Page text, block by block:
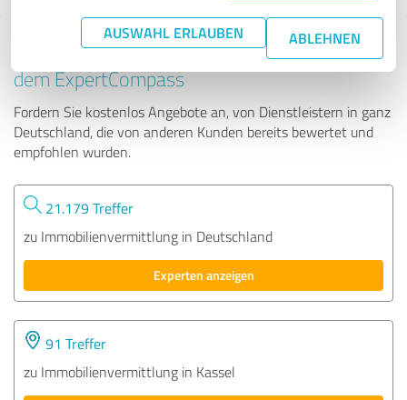
AUSWAHL ERLAUBEN ABLEHNEN
Tipp: Die passenden Experten finden - mit
dem ExpertCompass
Fordern Sie kostenlos Angebote an, von Dienstleistern in ganz
Deutschland, die von anderen Kunden bereits bewertet und
empfohlen wurden.
21.179 Treffer
zu Immobilienvermittlung in Deutschland
Experten anzeigen
91 Treffer
zu Immobilienvermittlung in Kassel